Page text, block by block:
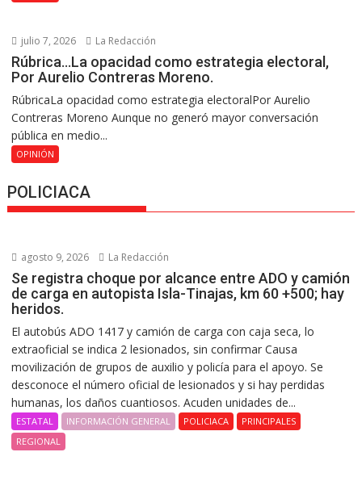
julio 7, 2026 La Redacción
Rúbrica…La opacidad como estrategia electoral,
Por Aurelio Contreras Moreno.
RúbricaLa opacidad como estrategia electoralPor Aurelio
Contreras Moreno Aunque no generó mayor conversación
pública en medio...
OPINIÓN
POLICIACA
agosto 9, 2026 La Redacción
Se registra choque por alcance entre ADO y camión
de carga en autopista Isla-Tinajas, km 60 +500; hay
heridos.
El autobús ADO 1417 y camión de carga con caja seca, lo
extraoficial se indica 2 lesionados, sin confirmar Causa
movilización de grupos de auxilio y policía para el apoyo. Se
desconoce el número oficial de lesionados y si hay perdidas
humanas, los daños cuantiosos. Acuden unidades de...
ESTATAL INFORMACIÓN GENERAL POLICIACA
PRINCIPALES
REGIONAL